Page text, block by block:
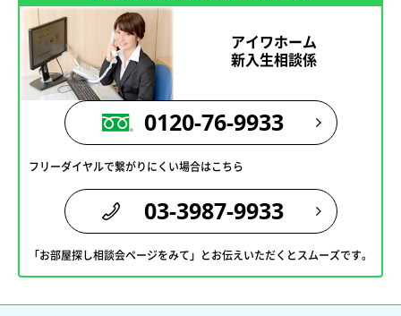
アイワホーム
新入生相談係
0120-76-9933
フリーダイヤルで繋がりにくい場合はこちら
03-3987-9933
「お部屋探し相談会ページをみて」とお伝えいただくとスムーズです。